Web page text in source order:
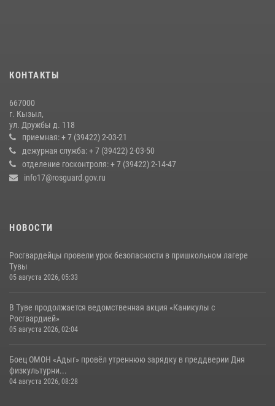
21 июля 2026, 04:59
Росгвардия совместно ГИМС МЧС Тувы провела профилактические
мероприятия на территории Бай-Тайгинского района
13 июля 2026, 08:55
Кызылчанин поблагодарил сотрудников Росгвардии за
оперативное реагирование в решении конфликтной ситуации
КОНТАКТЫ
667000
г. Кызыл,
ул. Дружбы д. 118
приемная: + 7 (39422) 2-03-21
дежурная служба: + 7 (39422) 2-03-50
отделение госконтроля: + 7 (39422) 2-14-47
info17@rosguard.gov.ru
НОВОСТИ
Росгвардейцы провели урок безопасности в пришкольном лагере
Тувы
05 августа 2026, 05:33
В Туве продолжается ведомственная акция «Каникулы с
Росгвардией»
05 августа 2026, 02:04
Боец ОМОН «Адыг» провёл утреннюю зарядку в преддверии Дня
физкультурни...
04 августа 2026, 08:28